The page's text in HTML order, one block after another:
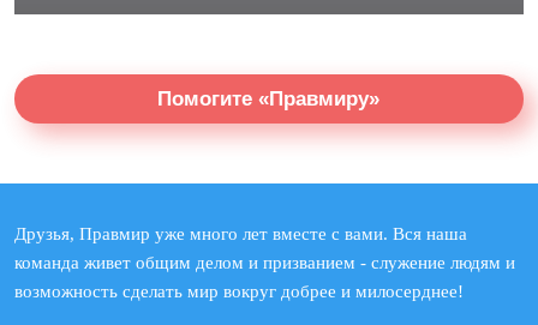
Помогите «Правмиру»
Друзья, Правмир уже много лет вместе с вами. Вся наша
команда живет общим делом и призванием - служение людям и
возможность сделать мир вокруг добрее и милосерднее!